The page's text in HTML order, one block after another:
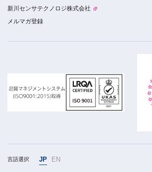
新川センサテクノロジ株式会社
メルマガ登録
言語選択 JP EN